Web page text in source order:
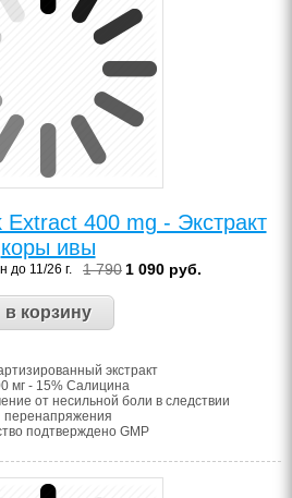
400 mg - Экстракт
коры ивы
до 11/26 г. 1 790 1 090 руб.
экстракт
мг - 15% Салицина
от несильной боли в следствии
перенапряжения
подтверждено GMP